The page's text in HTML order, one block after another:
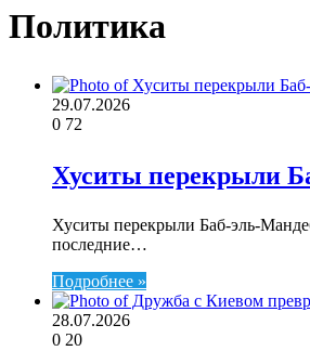
Политика
29.07.2026
0 72
Хуситы перекрыли
Хуситы перекрыли Баб-эль-
последние…
Подробнее »
28.07.2026
0 20